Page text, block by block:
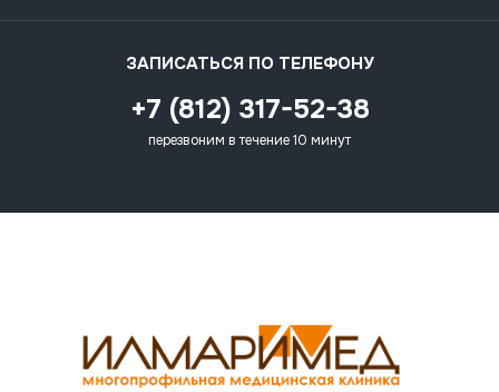
ЗАПИСАТЬСЯ ПО ТЕЛЕФОНУ
+7 (812) 317-52-38
перезвоним в течение 10 минут